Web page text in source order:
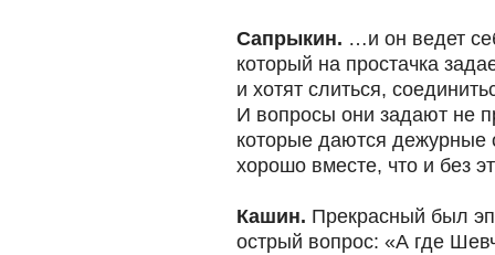
Сапрыкин. …и он ведет
который на простачка
и хотят слиться,
И вопросы они задают не
которые даются дежурные
хорошо вместе, что и без
Кашин. Прекрасный был
острый вопрос: «А где